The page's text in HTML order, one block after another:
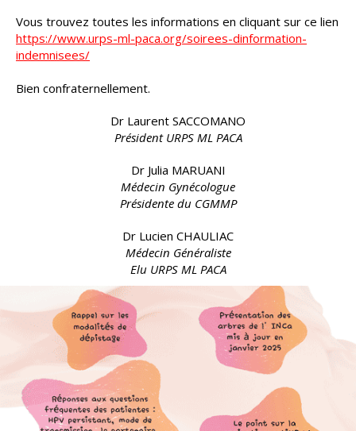
Vous trouvez toutes les informations en cliquant sur ce lien
https://www.urps-ml-paca.org/soirees-dinformation-
indemnisees/
Bien confraternellement.
Dr Laurent SACCOMANO
Président URPS ML PACA
Dr Julia MARUANI
Médecin Gynécologue
Présidente du CGMMP
Dr Lucien CHAULIAC
Médecin Généraliste
Elu URPS ML PACA